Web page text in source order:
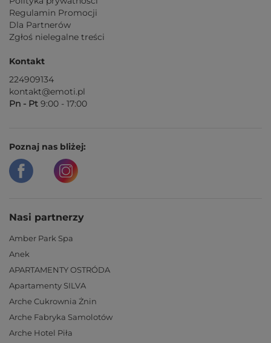
Regulamin Promocji
Dla Partnerów
Zgłoś nielegalne treści
Kontakt
224909134
kontakt@emoti.pl
Pn - Pt 9:00 - 17:00
Poznaj nas bliżej:
Nasi partnerzy
Amber Park Spa
Anek
APARTAMENTY OSTRÓDA
Apartamenty SILVA
Arche Cukrownia Żnin
Arche Fabryka Samolotów
Arche Hotel Piła